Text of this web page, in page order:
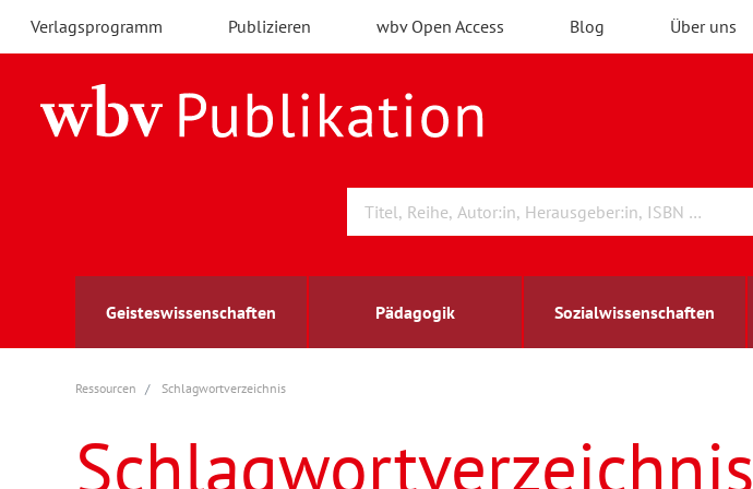
Verlagsprogramm Publizieren wbv Open Access Blog Über uns
Geisteswissenschaften Pädagogik Sozialwissenschaften
Archäologie
Berufs- und Wirtschaftspädagogik
Arbeitsmarktforschung
Außenwirtschaft
berufsbildung
Ressourcen Schlagwortverzeichnis
Schlagwortverzeichnis